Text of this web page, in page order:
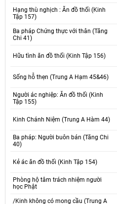
Hạng thù nghịch : Ăn đồ thối (Kinh
Tập 157)
Ba pháp Chứng thực với thân (Tăng
Chi 41)
Hữu tình ăn đồ thối (Kinh Tập 156)
Sống hỗ thẹn (Trung A Hạm 45&46)
Người ác nghiệp: Ăn đồ thối (Kinh
Tập 155)
Kinh Chánh Niệm (Trung A Hàm 44)
Ba pháp: Người buôn bán (Tăng Chi
40)
Kẻ ác ăn đồ thối (Kinh Tập 154)
Phòng hộ tâm trách nhiệm người
học Phật
/Kinh không có mong cầu (Trung A